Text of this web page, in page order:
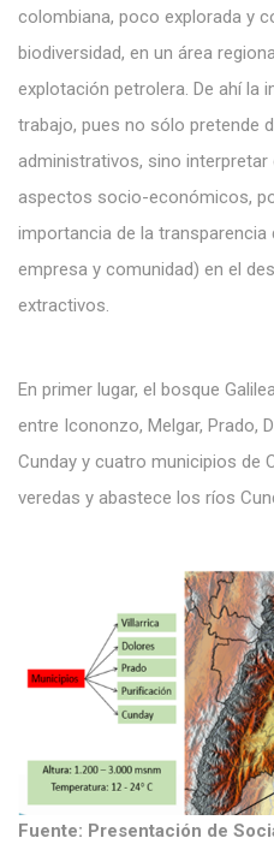
colombiana, poco explorada y
biodiversidad, en un área
explotación petrolera. De ahí la
trabajo, pues no sólo pretende
administrativos, sino interpretar
aspectos socio-económicos,
importancia de la
empresa y comunidad) en el
extractivos.
En primer lugar, el bosque
entre Icononzo, Melgar, Prado,
Cunday y cuatro municipios de
veredas y abastece los ríos
Fuente: Presentación de